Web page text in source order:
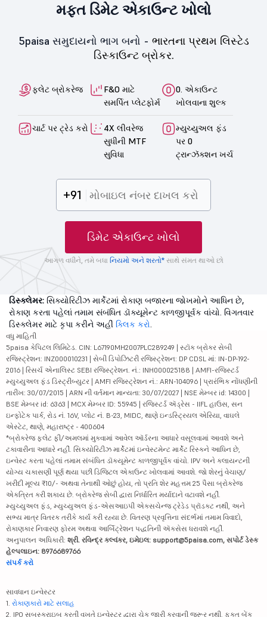
મફત ડિમેટ એકાઉન્ટ ખોલો
5paisa સમુદાયનો ભાગ બનો - ભારતના પ્રથમ લિસ્ટેડ
ડિસ્કાઉન્ટ બ્રોકર.
ફ્લેટ બ્રોકરેજ
F&O માટે
સમર્પિત પ્લેટફોર્મ
0. એકાઉન્ટ
ખોલવાના શુલ્ક
ચાર્ટ પર ટ્રેડ કરો
4X લીવરેજ
સુધીની MTF
સુવિધા
મ્યુચ્યુઅલ ફંડ
પર 0
ટ્રાન્ઝૅક્શન ખર્ચ
+91
ડિમેટ એકાઉન્ટ ખોલો
આગળ વધીને, તમે બધા નિયમો અને શરતો*સાથે સંમત થાઓ છો
ડિસ્ક્લેમર: સિક્યોરિટીઝ માર્કેટમાં રોકાણ બજારના જોખમોને આધિન છે,
રોકાણ કરતા પહેલાં તમામ સંબંધિત ડૉક્યૂમેન્ટ કાળજીપૂર્વક વાંચો. વિગતવાર
ડિસ્ક્લેમર માટે કૃપા કરીને અહીં ક્લિક કરો.
વધુ માહિતી
5paisa કેપિટલ લિમિટેડ. CIN: L67190MH2007PLC289249 | સ્ટૉક બ્રોકર સેબી
રજિસ્ટ્રેશન: INZ000010231 | સેબી ડિપોઝિટરી રજિસ્ટ્રેશન: DP CDSL માં: IN-DP-192-
2016 | રિસર્ચ એનાલિસ્ટ SEBI રજિસ્ટ્રેશન. નં.: INH000025188 | AMFI-રજિસ્ટર્ડ
મ્યુચ્યુઅલ ફંડ ડિસ્ટ્રીબ્યુટર | AMFI રજિસ્ટ્રેશન નં.: ARN-104096 | પ્રારંભિક નોંધણીની
તારીખ: 30/07/2015 | ARN ની વર્તમાન માન્યતા: 30/07/2027 | NSE મેમ્બર id: 14300 |
BSE મેમ્બર id: 6363 | MCX મેમ્બર ID: 55945 | રજિસ્ટર્ડ ઍડ્રેસ - IIFL હાઉસ, સન
ઇન્ફોટેક પાર્ક, રોડ નં. 16V, પ્લોટ નં. B-23, MIDC, થાણે ઇન્ડસ્ટ્રિયલ એરિયા, વાઘલે
એસ્ટેટ, થાણે, મહારાષ્ટ્ર - 400604
*બ્રોકરેજ ફ્લેટ ફી/અમલમાં મુકવામાં આવેલ ઑર્ડરના આધારે વસૂલવામાં આવશે અને
ટકાવારીના આધારે નહીં. સિક્યોરિટીઝ માર્કેટમાં ઇન્વેસ્ટમેન્ટ માર્કેટ રિસ્કને આધિન છે,
ઇન્વેસ્ટ કરતા પહેલાં તમામ સંબંધિત ડૉક્યૂમેન્ટ કાળજીપૂર્વક વાંચો. IPV અને ક્લાયન્ટની
યોગ્ય ચકાસણી પૂર્ણ થયા પછી ડિજિટલ એકાઉન્ટ ખોલવામાં આવશે. જો શેરનું વેચાણ/
ખરીદી મૂલ્ય ₹10/- અથવા તેનાથી ઓછું હોય, તો પ્રતિ શેર મહત્તમ 25 પૈસા બ્રોકરેજ
એકત્રિત કરી શકાય છે. બ્રોકરેજ સેબી દ્વારા નિર્ધારિત મર્યાદાને વટાવશે નહીં.
મ્યુચ્યુઅલ ફંડ, મ્યુચ્યુઅલ ફંડ-એસઆઇપી એક્સચેન્જ ટ્રેડેડ પ્રૉડક્ટ નથી, અને
સભ્ય માત્ર વિતરક તરીકે કાર્ય કરી રહ્યા છે. વિતરણ પ્રવૃત્તિના સંદર્ભમાં તમામ વિવાદો,
રોકાણકાર નિવારણ ફોરમ અથવા આર્બિટ્રેશન પદ્ધતિની ઍક્સેસ ધરાવશે નહીં.
અનુપાલન અધિકારી: શ્રી. રવિન્દ્ર કલ્વંકર, ઇમેઇલ: support@5paisa.com, સપોર્ટ ડેસ્ક
હેલ્પલાઇન: 8976689766
સંપર્ક કરો
સાવધાન ઇન્વેસ્ટર
1. રોકાણકારો માટે સલાહ
2. IPO સબસ્ક્રાઇબ કરતી વખતે ઇન્વેસ્ટર દ્વારા ચેક જારી કરવાની જરૂર નથી. ફક્ત બેંક